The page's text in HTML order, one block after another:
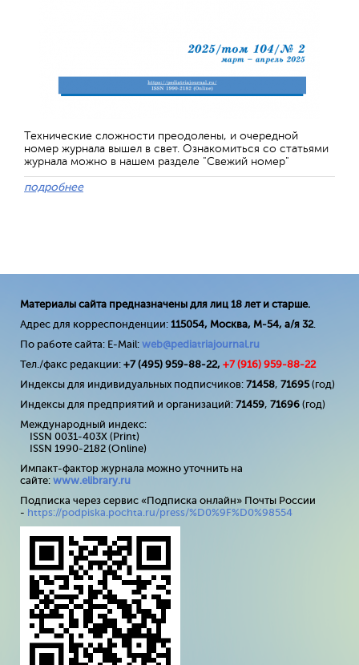
Технические сложности преодолены, и очередной
номер журнала вышел в свет. Ознакомиться со статьями
журнала можно в нашем разделе "Свежий номер"
подробнее
Материалы сайта предназначены для лиц 18 лет и старше.
Адрес для корреспонденции: 115054, Москва, М-54, а/я 32.
По работе сайта: E-Mail: web@pediatriajournal.ru
Тел./факс редакции: +7 (495) 959-88-22, +7 (916) 959-88-22
Индексы для индивидуальных подписчиков: 71458, 71695(год)
Индексы для предприятий и организаций: 71459, 71696 (год)
Международный индекс:
ISSN 0031-403X (Print)
ISSN 1990-2182 (Online)
Импакт-фактор журнала можно уточнить на
сайте: www.elibrary.ru
Подписка через сервис «Подписка онлайн» Почты России
- https://podpiska.pochta.ru/press/%D0%9F%D0%98554